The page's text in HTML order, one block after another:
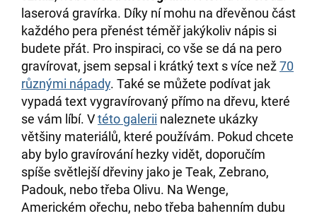
laserová gravírka. Díky ní mohu na dřevěnou část
každého pera přenést téměř jakýkoliv nápis si
budete přát. Pro inspiraci, co vše se dá na pero
gravírovat, jsem sepsal i krátký text s více než70
různými nápady. Také se můžete podívat jak
vypadá text vygravírovaný přímo na dřevu, které
se vám líbí. Vtéto galerii naleznete ukázky
většiny materiálů, které používám. Pokud chcete
aby bylo gravírování hezky vidět, doporučím
spíše světlejší dřeviny jako je Teak, Zebrano,
Padouk, nebo třeba Olivu. Na Wenge,
Americkém ořechu, nebo třeba bahenním dubu